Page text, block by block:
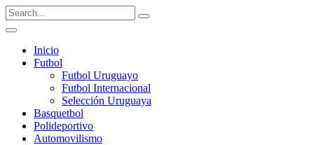
Inicio
Futbol
Futbol Uruguayo
Futbol Internacional
Selección Uruguaya
Basquetbol
Polideportivo
Automovilismo